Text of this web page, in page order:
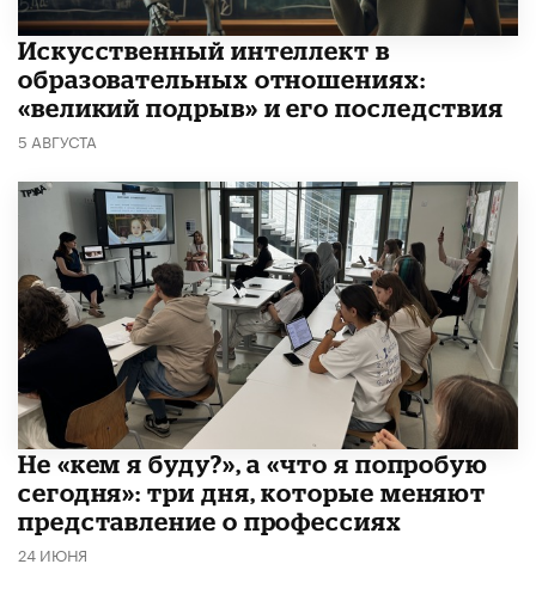
​Искусственный интеллект в
образовательных отношениях:
«великий подрыв» и его последствия
5 АВГУСТА
Не «кем я буду?», а «что я попробую
сегодня»: три дня, которые меняют
представление о профессиях
24 ИЮНЯ